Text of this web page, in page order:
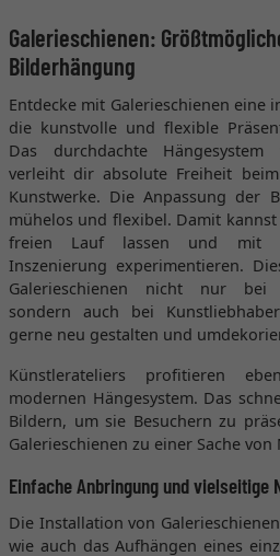
Galerieschienen:
Bilderhängung
Entdecke mit Galerieschienen eine
die kunstvolle und flexible
Das durchdachte Hängesystem
verleiht dir absolute Freiheit
Kunstwerke. Die Anpassung der
mühelos und flexibel. Damit
freien Lauf lassen und mit
Inszenierung experimentieren.
Galerieschienen nicht nur bei
sondern auch bei
gerne neu gestalten und
Künstlerateliers profitieren
modernen Hängesystem. Das
Bildern, um sie Besuchern zu
Galerieschienen zu einer Sache von
Einfache Anbringung und vielseitige
Die Installation von
wie auch das Aufhängen eines